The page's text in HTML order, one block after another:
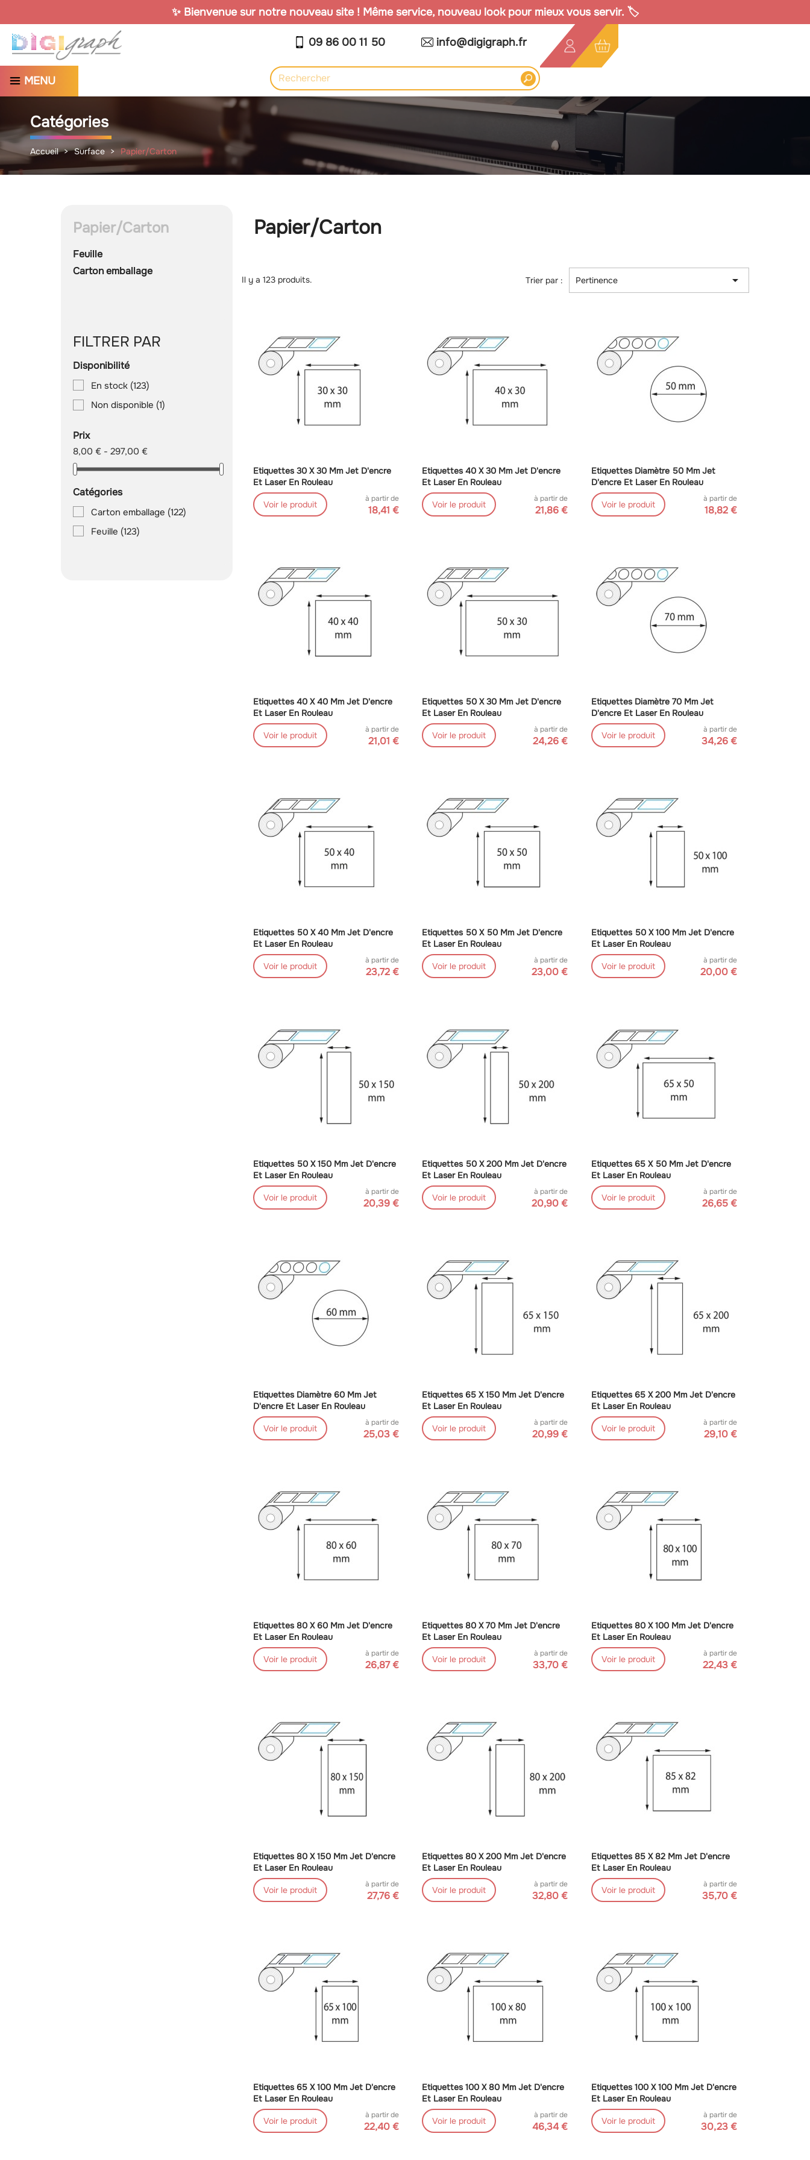
✨ Bienvenue sur notre nouveau site ! Même service, nouveau look pour mieux vous servir. 🏷️
MENU
09 86 00 11 50 info@digigraph.fr
Catégories
Accueil Surface Papier/Carton
Papier/Carton
Feuille
Carton emballage
FILTRER PAR
Disponibilité
En stock (123)
Non disponible (1)
Prix
8,00 € - 297,00 €
Catégories
Carton emballage (122)
Feuille (123)
Papier/Carton
Il y a 123 produits. Trier par : Pertinence 
Etiquettes 30 X 30 Mm Jet D'encre
Et Laser En Rouleau
Voir le produit
à partir de
18,41 €
Etiquettes 40 X 30 Mm Jet D'encre
Et Laser En Rouleau
Voir le produit
à partir de
21,86 €
Etiquettes Diamètre 50 Mm Jet
D'encre Et Laser En Rouleau
Voir le produit
à partir de
18,82 €
Etiquettes 40 X 40 Mm Jet D'encre
Et Laser En Rouleau
Voir le produit
à partir de
21,01 €
Etiquettes 50 X 30 Mm Jet D'encre
Et Laser En Rouleau
Voir le produit
à partir de
24,26 €
Etiquettes Diamètre 70 Mm Jet
D'encre Et Laser En Rouleau
Voir le produit
à partir de
34,26 €
Etiquettes 50 X 40 Mm Jet D'encre
Et Laser En Rouleau
Voir le produit
à partir de
23,72 €
Etiquettes 50 X 50 Mm Jet D'encre
Et Laser En Rouleau
Voir le produit
à partir de
23,00 €
Etiquettes 50 X 100 Mm Jet D'encre
Et Laser En Rouleau
Voir le produit
à partir de
20,00 €
Etiquettes 50 X 150 Mm Jet D'encre
Et Laser En Rouleau
Voir le produit
à partir de
20,39 €
Etiquettes 50 X 200 Mm Jet D'encre
Et Laser En Rouleau
Voir le produit
à partir de
20,90 €
Etiquettes 65 X 50 Mm Jet D'encre
Et Laser En Rouleau
Voir le produit
à partir de
26,65 €
Etiquettes Diamètre 60 Mm Jet
D'encre Et Laser En Rouleau
Voir le produit
à partir de
25,03 €
Etiquettes 65 X 150 Mm Jet D'encre
Et Laser En Rouleau
Voir le produit
à partir de
20,99 €
Etiquettes 65 X 200 Mm Jet D'encre
Et Laser En Rouleau
Voir le produit
à partir de
29,10 €
Etiquettes 80 X 60 Mm Jet D'encre
Et Laser En Rouleau
Voir le produit
à partir de
26,87 €
Etiquettes 80 X 70 Mm Jet D'encre
Et Laser En Rouleau
Voir le produit
à partir de
33,70 €
Etiquettes 80 X 100 Mm Jet D'encre
Et Laser En Rouleau
Voir le produit
à partir de
22,43 €
Etiquettes 80 X 150 Mm Jet D'encre
Et Laser En Rouleau
Voir le produit
à partir de
27,76 €
Etiquettes 80 X 200 Mm Jet D'encre
Et Laser En Rouleau
Voir le produit
à partir de
32,80 €
Etiquettes 85 X 82 Mm Jet D'encre
Et Laser En Rouleau
Voir le produit
à partir de
35,70 €
Etiquettes 65 X 100 Mm Jet D'encre
Et Laser En Rouleau
Voir le produit
à partir de
22,40 €
Etiquettes 100 X 80 Mm Jet D'encre
Et Laser En Rouleau
Voir le produit
à partir de
46,34 €
Etiquettes 100 X 100 Mm Jet D'encre
Et Laser En Rouleau
Voir le produit
à partir de
30,23 €